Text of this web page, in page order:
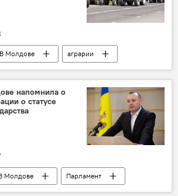
В Молдове
аграрии
напомнила о
о статусе
Молдове
Парламент